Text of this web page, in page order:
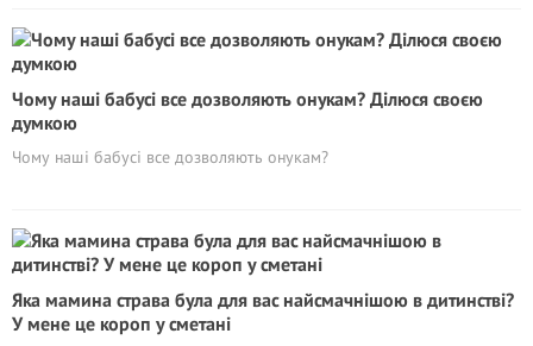
Чому наші бабусі все дозволяють онукам? Ділюся своєю
думкою
Чому наші бабусі все дозволяють онукам?
Яка мамина страва була для вас найсмачнішою в дитинстві?
У мене це короп у сметані